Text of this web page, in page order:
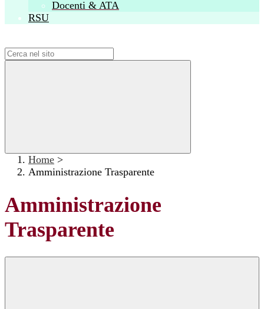
Docenti & ATA
RSU
Home >
Amministrazione Trasparente
Amministrazione
Trasparente